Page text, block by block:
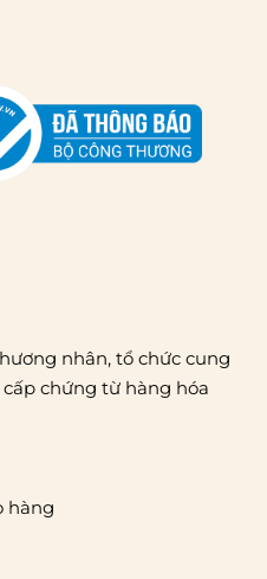
giá cước của ĐVVC
1 số đối tác vận chuyển
Áp dụng theo bảng giá
và 1 số đối
nhân, tổ chức cung
chứng từ hàng hóa
hàng